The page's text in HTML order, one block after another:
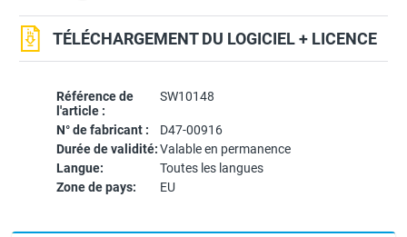
Référence de
l'article :
SW10148
N° de fabricant :
D47-00916
Durée de validité:Valable en permanence
Langue:
Toutes les langues
Zone de pays:
EU
TÉLÉCHARGEMENT DU LOGICIEL + LICENCE